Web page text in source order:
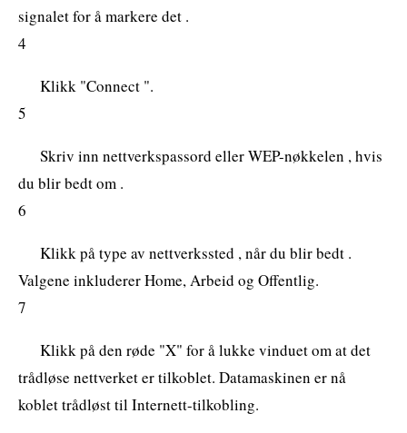
signalet for å markere det .
4
Klikk "Connect ".
5
Skriv inn nettverkspassord eller WEP-nøkkelen , hvis
du blir bedt om .
6
Klikk på type av nettverkssted , når du blir bedt .
Valgene inkluderer Home, Arbeid og Offentlig.
7
Klikk på den røde "X" for å lukke vinduet om at det
trådløse nettverket er tilkoblet. Datamaskinen er nå
koblet trådløst til Internett-tilkobling.